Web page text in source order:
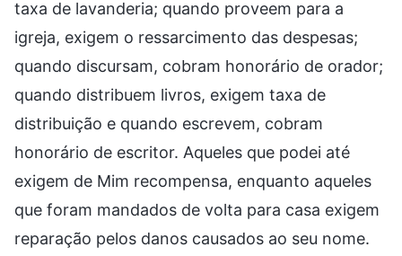
taxa de lavanderia; quando proveem para a
igreja, exigem o ressarcimento das despesas;
quando discursam, cobram honorário de orador;
quando distribuem livros, exigem taxa de
distribuição e quando escrevem, cobram
honorário de escritor. Aqueles que podei até
exigem de Mim recompensa, enquanto aqueles
que foram mandados de volta para casa exigem
reparação pelos danos causados ao seu nome.